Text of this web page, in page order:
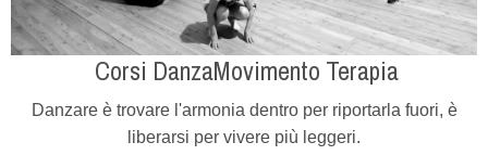
Corsi DanzaMovimento Terapia
Danzare è trovare l'armonia dentro per riportarla fuori, è
liberarsi per vivere più leggeri.